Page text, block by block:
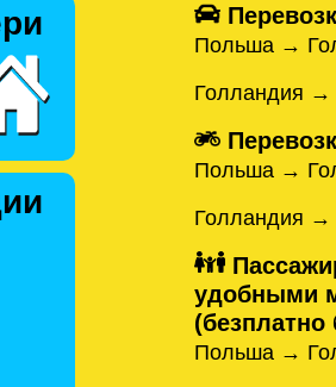
Польша →
Голландия
Польша →
Голландия
удобными
(безплатно
Польша →